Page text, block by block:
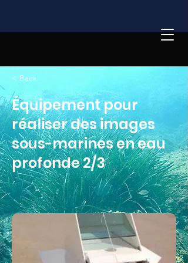
< Back
Équipement pour
réaliser des images
sous-marines en eau
profonde 2/3